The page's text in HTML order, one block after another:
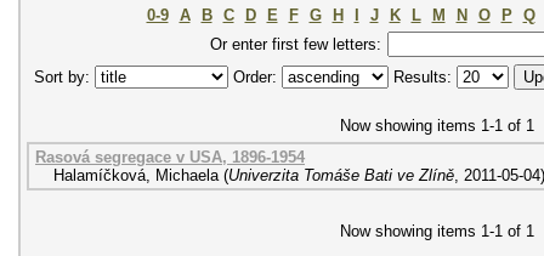
0-9 A B C D E F G H J K L M N O P
Q
Or enter first few letters:
Sort by:
Order: Results:
Now showing items 1-1 of 1
Rasová segregace v USA, 1896-1954
Halamíčková, Michaela (Univerzita Tomáše Bati ve Zlíně, 2011-05-04)
Now showing items 1-1 of 1